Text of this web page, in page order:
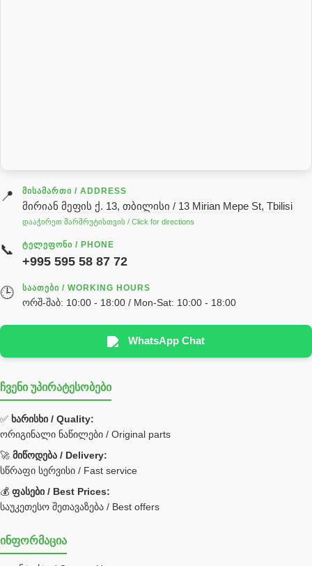
გადაცემათა კოლოფის ზეთი( კარობკის ზეთი)
ძრავის ზეთი
ჰიდრავლიკის ზეთი
реек
სხადასხვა
Hyva
უჟანგავი ფოლადი
Bobcat ფილტრი
Caterpillar ფილტრი
JCB ფილტრი
ქვაბი გათბობა მილები
შემაერთებელი / გადამყვანი UNF ORFS
📍 ᲛᲘᲡᲐᲛᲐᲠᲗᲘ / ADDRESS
მირიან მეფის ქ. 13, თბილისი / 13 Mirian Mepe St, Tbilisi
დააჭირეთ მარშრუტისთვის / Click for directions
📞 ᲢᲔᲚᲔᲤᲝᲜᲘ / PHONE
+995 595 58 87 72
🕒 ᲡᲐᲐᲗᲔᲑᲘ / WORKING HOURS
ორშ-შაბ: 10:00 - 18:00 / Mon-Sat: 10:00 - 18:00
WhatsApp Chat
ჩვენი უპირატესობები
✅ ხარისხი / Quality:
ორიგინალი ნაწილები / Original parts
🚀 მიწოდება / Delivery:
სწრაფი სერვისი / Fast service
💰 ფასები / Best Prices:
საუკეთესო შეთავაზება / Best offers
ინფორმაცია